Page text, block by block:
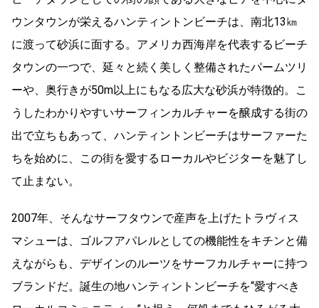
ウンタウンが栄えるハンティントンビーチは、南北13㎞
に渡って砂浜に面する。アメリカ西海岸を代表するビーチ
タウンの一つで、延々と続く美しく整備されたパームツリ
ーや、奥行きが50m以上にもなる広大な砂浜が特徴的。こ
うしたわかりやすいサーフィンカルチャーを醸成する街の
出で立ちもあって、ハンティントンビーチはサーファーた
ちを始めに、この街を愛するローカルやビジターを魅了し
て止まない。
2007年、そんなサーフタウンで産声を上げたトラヴィス
マシューは、ゴルフアパレルとしての機能性をキチンと備
えながらも、デザインのルーツをサーフカルチャーに持つ
ブランドだ。誕生の地ハンティントンビーチを“愛すべき